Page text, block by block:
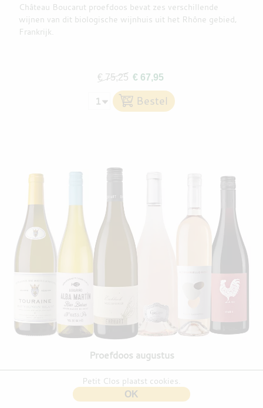
Château Boucarut proefdoos bevat zes verschillende
wijnen van dit biologische wijnhuis uit het Rhône gebied,
Frankrijk.
€ 75,25 € 67,95
Proefdoos augustus
Petit Clos plaatst cookies.
OK